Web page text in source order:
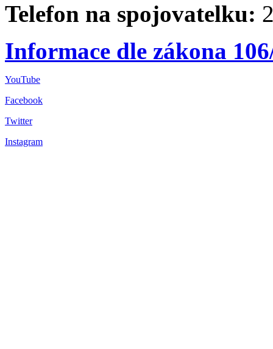
Telefon na spojovatelku:
Informace dle zákona
YouTube
Facebook
Twitter
Instagram